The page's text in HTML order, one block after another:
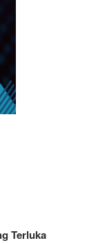
Terluka